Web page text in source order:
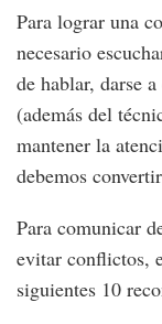
Para lograr una
necesario
de hablar, darse
(además del
mantener la
debemos
Para comunicar
evitar conflictos,
siguientes 10